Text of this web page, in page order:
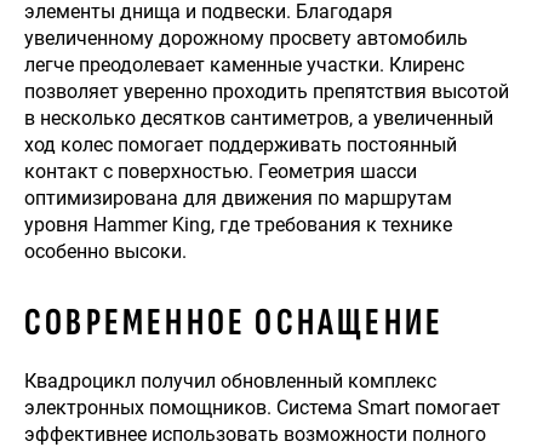
элементы днища и подвески. Благодаря
увеличенному дорожному просвету автомобиль
легче преодолевает каменные участки. Клиренс
позволяет уверенно проходить препятствия высотой
в несколько десятков сантиметров, а увеличенный
ход колес помогает поддерживать постоянный
контакт с поверхностью. Геометрия шасси
оптимизирована для движения по маршрутам
уровня Hammer King, где требования к технике
особенно высоки.
СОВРЕМЕННОЕ ОСНАЩЕНИЕ
Квадроцикл получил обновленный комплекс
электронных помощников. Система Smart помогает
эффективнее использовать возможности полного